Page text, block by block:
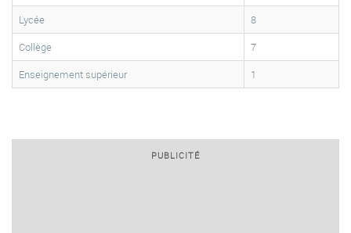
Lycée
8
Collège
7
Enseignement supérieur
1
PUBLICITÉ